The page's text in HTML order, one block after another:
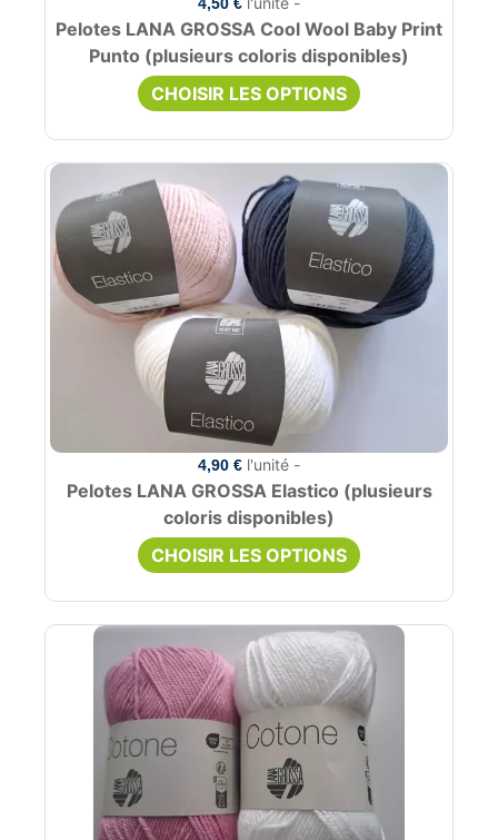
Pelotes LANA GROSSA Cool Wool Baby Print
Punto (plusieurs coloris disponibles)
CHOISIR LES OPTIONS
4,90 € l'unité -
Pelotes LANA GROSSA Elastico (plusieurs
coloris disponibles)
CHOISIR LES OPTIONS